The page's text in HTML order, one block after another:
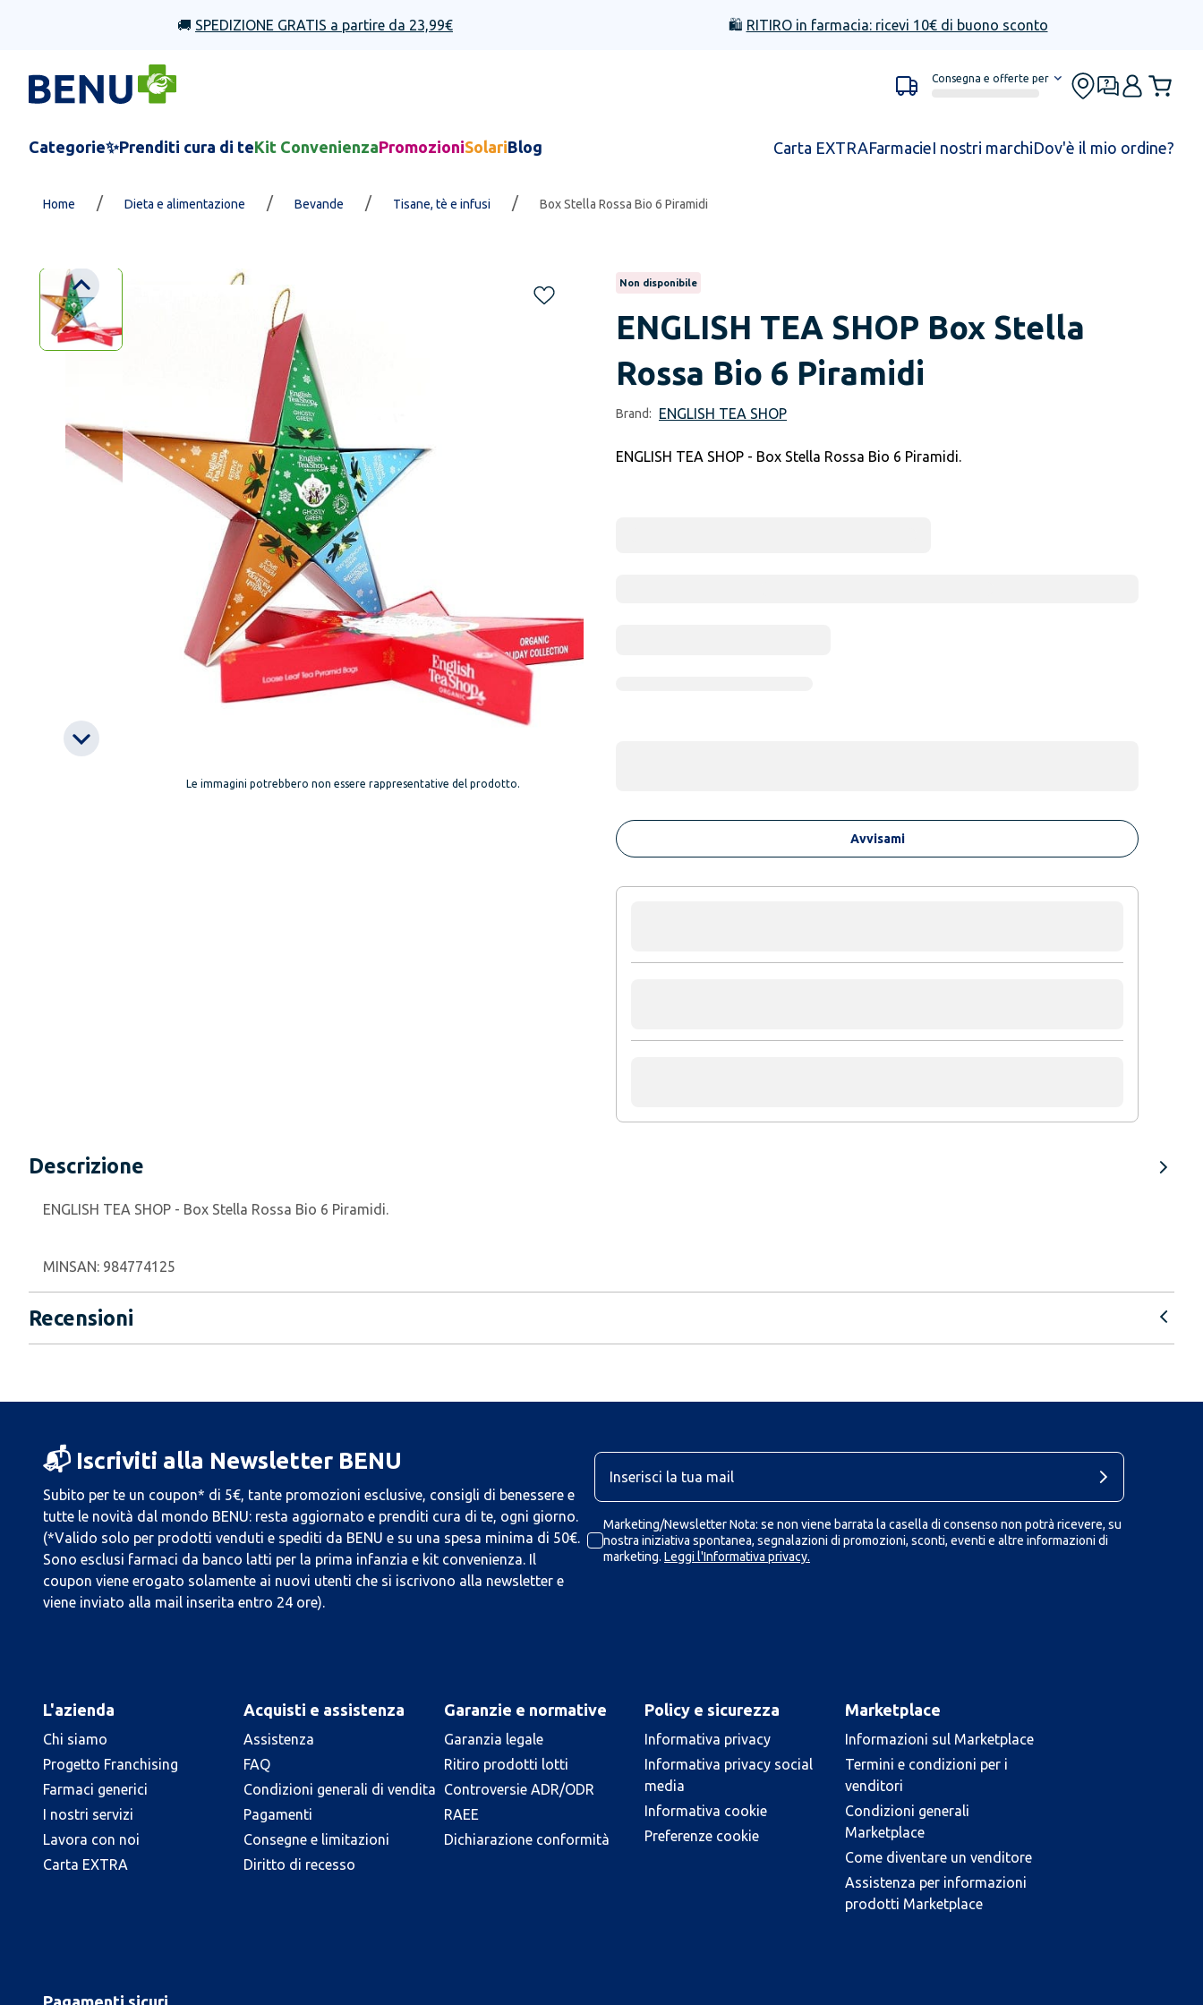
🚚 SPEDIZIONE GRATIS a partire da 23,99€ 🛍️ RITIRO in farmacia: ricevi 10€ di buono sconto
Consegna e offerte per
Categorie✨Prenditi cura di teKit ConvenienzaPromozioniSolariBlog Carta EXTRAFarmacieI nostri marchiDov'è il mio ordine?
Home / Dieta e alimentazione / Bevande / Tisane, tè e infusi / Box Stella Rossa Bio 6 Piramidi
Le immagini potrebbero non essere rappresentative del prodotto.
Non disponibile
ENGLISH TEA SHOP Box Stella
Rossa Bio 6 Piramidi
Brand: ENGLISH TEA SHOP
ENGLISH TEA SHOP - Box Stella Rossa Bio 6 Piramidi.
Avvisami
Descrizione
ENGLISH TEA SHOP - Box Stella Rossa Bio 6 Piramidi.
MINSAN: 984774125
Recensioni
📬 Iscriviti alla Newsletter BENU
Subito per te un coupon* di 5€, tante promozioni esclusive, consigli di benessere e
tutte le novità dal mondo BENU: resta aggiornato e prenditi cura di te, ogni giorno.
(*Valido solo per prodotti venduti e spediti da BENU e su una spesa minima di 50€.
Sono esclusi farmaci da banco latti per la prima infanzia e kit convenienza. Il
coupon viene erogato solamente ai nuovi utenti che si iscrivono alla newsletter e
viene inviato alla mail inserita entro 24 ore).
Marketing/Newsletter Nota: se non viene barrata la casella di consenso non potrà ricevere, su
nostra iniziativa spontanea, segnalazioni di promozioni, sconti, eventi e altre informazioni di
marketing. Leggi l'Informativa privacy.
L'azienda
Chi siamo
Progetto Franchising
Farmaci generici
I nostri servizi
Lavora con noi
Carta EXTRA
Acquisti e assistenza
Assistenza
FAQ
Condizioni generali di vendita
Pagamenti
Consegne e limitazioni
Diritto di recesso
Garanzie e normative
Garanzia legale
Ritiro prodotti lotti
Controversie ADR/ODR
RAEE
Dichiarazione conformità
Policy e sicurezza
Informativa privacy
Informativa privacy social
media
Informativa cookie
Preferenze cookie
Marketplace
Informazioni sul Marketplace
Termini e condizioni per i
venditori
Condizioni generali
Marketplace
Come diventare un venditore
Assistenza per informazioni
prodotti Marketplace
Pagamenti sicuri